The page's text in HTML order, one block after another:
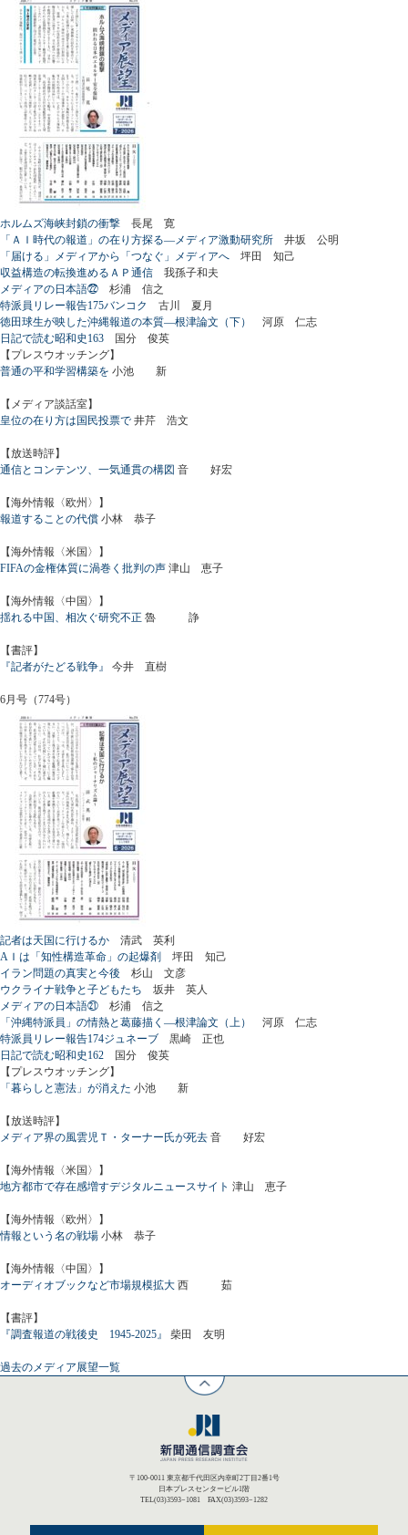
ホルムズ海峡封鎖の衝撃 長尾 寛
「ＡＩ時代の報道」の在り方探る―メディア激動研究所 井坂 公明
「届ける」メディアから「つなぐ」メディアへ 坪田 知己
収益構造の転換進めるＡＰ通信 我孫子和夫
メディアの日本語㉒ 杉浦 信之
特派員リレー報告175バンコク
古川 夏月
徳田球生が映した沖縄報道の本質―根津論文（下）
河原 仁志
日記で読む昭和史163 国分 俊英
【プレスウオッチング】
普通の平和学習構築を 小池 新
【メディア談話室】
皇位の在り方は国民投票で 井芹 浩文
【放送時評】
通信とコンテンツ、一気通貫の構図 音 好宏
【海外情報〈欧州〉】
報道することの代償 小林 恭子
【海外情報〈米国〉】
FIFAの金権体質に渦巻く批判の声 津山 恵子
【海外情報〈中国〉】
揺れる中国、相次ぐ研究不正 魯 諍
【書評】
『記者がたどる戦争』
今井 直樹
6月号（774号）
記者は天国に行けるか 清武 英利
AＩは「知性構造革命」の起爆剤 坪田 知己
イラン問題の真実と今後 杉山 文彦
ウクライナ戦争と子どもたち 坂井 英人
メディアの日本語㉑ 杉浦 信之
「沖縄特派員」の情熱と葛藤描く―根津論文（上）
河原 仁志
特派員リレー報告174ジュネーブ 黒崎 正也
日記で読む昭和史162 国分 俊英
【プレスウオッチング】
「暮らしと憲法」が消えた 小池 新
【放送時評】
メディア界の風雲児Ｔ・ターナー氏が死去 音 好宏
【海外情報〈米国〉】
地方都市で存在感増すデジタルニュースサイト 津山 恵子
【海外情報〈欧州〉】
情報という名の戦場 小林 恭子
【海外情報〈中国〉】
オーディオブックなど市場規模拡大 西 茹
【書評】
『調査報道の戦後史 1945-2025』
柴田 友明
過去のメディア展望一覧
〒100-0011 東京都千代田区内幸町2丁目2番1号
日本プレスセンタービル1階
TEL(03)3593−1081 FAX(03)3593−1282